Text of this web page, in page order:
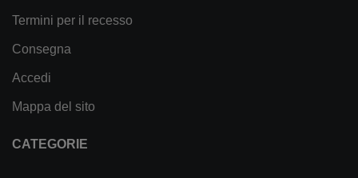
Termini per il recesso
Consegna
Accedi
Mappa del sito
CATEGORIE